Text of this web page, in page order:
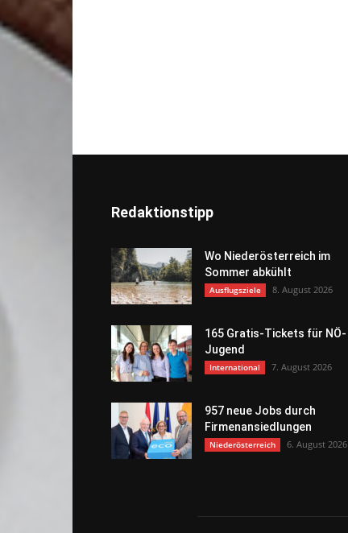
Redaktionstipp
Wo Niederösterreich im
Sommer abkühlt
Ausflugsziele 8. August 2026
165 Gratis-Tickets für NÖ-
Jugend
International 7. August 2026
957 neue Jobs durch
Firmenansiedlungen
Niederösterreich 6. August 2026